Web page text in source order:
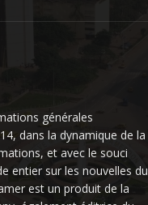
générales
dans la dynamique de la
et avec le souci
entier sur les nouvelles du
est un produit de la